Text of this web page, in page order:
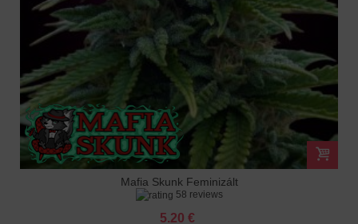
Mafia Skunk Feminizált
58 reviews
5.20 €